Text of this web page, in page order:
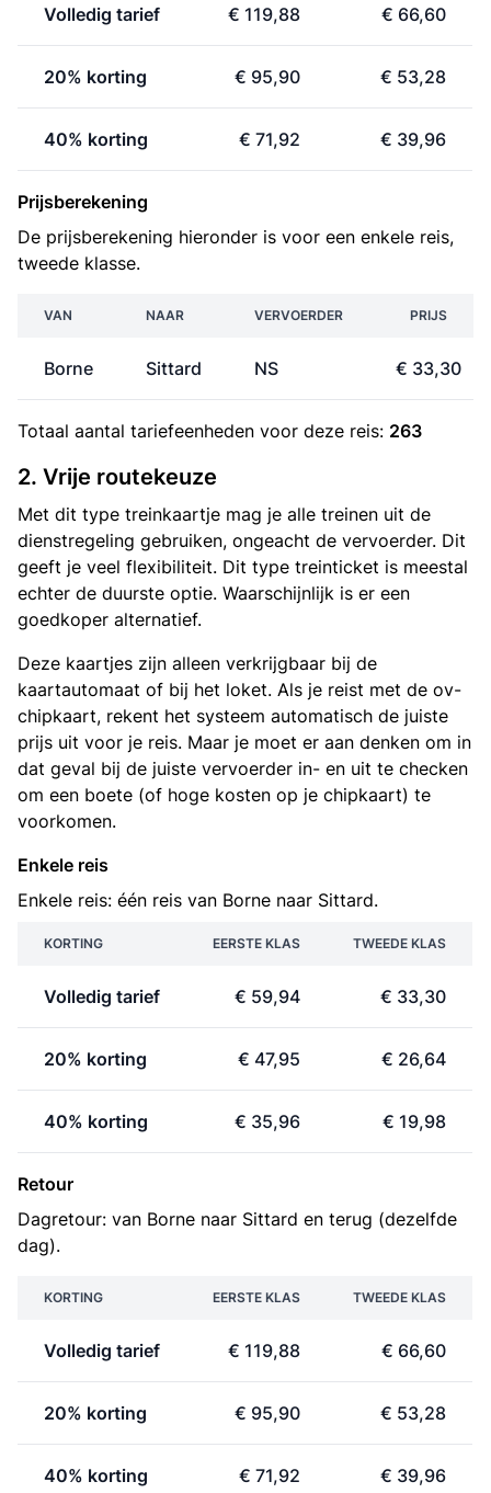
Volledig tarief € 119,88 € 66,60
20% korting € 95,90 € 53,28
40% korting € 71,92 € 39,96
Prijsberekening
De prijsberekening hieronder is voor een enkele reis,
tweede klasse.
VAN NAAR VERVOERDER PRIJS
Borne Sittard NS € 33,30
Totaal aantal tariefeenheden voor deze reis: 263
2. Vrije routekeuze
Met dit type treinkaartje mag je alle treinen uit de
dienstregeling gebruiken, ongeacht de vervoerder. Dit
geeft je veel flexibiliteit. Dit type treinticket is meestal
echter de duurste optie. Waarschijnlijk is er een
goedkoper alternatief.
Deze kaartjes zijn alleen verkrijgbaar bij de
kaartautomaat of bij het loket. Als je reist met de ov-
chipkaart, rekent het systeem automatisch de juiste
prijs uit voor je reis. Maar je moet er aan denken om in
dat geval bij de juiste vervoerder in- en uit te checken
om een boete (of hoge kosten op je chipkaart) te
voorkomen.
Enkele reis
Enkele reis: één reis van Borne naar Sittard.
KORTING EERSTE KLAS TWEEDE KLAS
Volledig tarief € 59,94 € 33,30
20% korting € 47,95 € 26,64
40% korting € 35,96 € 19,98
Retour
Dagretour: van Borne naar Sittard en terug (dezelfde
dag).
KORTING EERSTE KLAS TWEEDE KLAS
Volledig tarief € 119,88 € 66,60
20% korting € 95,90 € 53,28
40% korting € 71,92 € 39,96